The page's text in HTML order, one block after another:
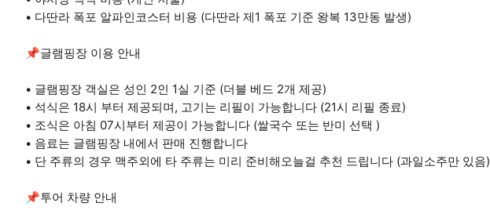
• 다딴라 폭포 알파인코스터 비용 (다딴라 제1 폭포 기준 왕복 13만동 발생)
📌글램핑장 이용 안내
• 글램핑장 객실은 성인 2인 1실 기준 (더블 베드 2개 제공)
• 석식은 18시 부터 제공되며, 고기는 리필이 가능합니다 (21시 리필 종료)
• 조식은 아침 07시부터 제공이 가능합니다 (쌀국수 또는 반미 선택 )
• 음료는 글램핑장 내에서 판매 진행합니다
• 단 주류의 경우 맥주외에 타 주류는 미리 준비해오늘걸 추천 드립니다 (과일소주만 있음)
📌투어 차량 안내